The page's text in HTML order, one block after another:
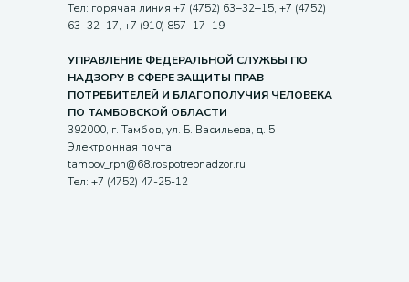
Тел: горячая линия +7 (4752) 63‒32‒15, +7 (4752)
63‒32‒17, +7 (910) 857‒17‒19
УПРАВЛЕНИЕ ФЕДЕРАЛЬНОЙ СЛУЖБЫ ПО
НАДЗОРУ В СФЕРЕ ЗАЩИТЫ ПРАВ
ПОТРЕБИТЕЛЕЙ И БЛАГОПОЛУЧИЯ ЧЕЛОВЕКА
ПО ТАМБОВСКОЙ ОБЛАСТИ
392000, г. Тамбов, ул. Б. Васильева, д. 5
Электронная почта:
tambov_rpn@68.rospotrebnadzor.ru
Тел: +7 (4752) 47-25-12